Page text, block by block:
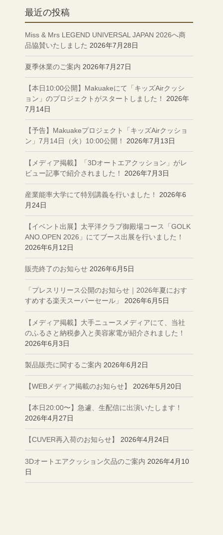
最近の投稿
Miss & Mrs LEGEND UNIVERSAL JAPAN 2026へ商
品協賛いたしました 2026年7月28日
夏季休業のご案内 2026年7月27日
【本日10:00公開】Makuakeにて「キッズAirクッシ
ョン」のプロジェクトがスタートしました！
2026年
7月14日
【予告】Makuakeプロジェクト「キッズAirクッショ
ン」7月14日（火）10:00公開！
2026年7月13日
【メディア掲載】「3Dオートエアクッション」がレ
ビュー記事で紹介されました！
2026年7月3日
産業能率大学にて特別講義を行いました！
2026年6
月24日
【イベント出展】太平洋クラブ御殿場コース「GOLK
ANO.OPEN 2026」にてブース出展を行いました！
2026年6月12日
販売終了のお知らせ 2026年6月5日
「プレスリリース公開のお知らせ｜2026年夏におす
すめする楽天スーパーセール」
2026年6月5日
【メディア掲載】大手ニュースメディアにて、当社
のふるさと納税参入と美容家電が紹介されました！
2026年6月3日
製品販売に関するご案内 2026年6月2日
【WEBメディア掲載のお知らせ】 2026年5月20日
【本日20:00〜】急遽、生配信に出演いたします！
2026年4月27日
【CUVER再入荷のお知らせ】 2026年4月24日
3Dオートエアクッション欠品のご案内 2026年4月10
日